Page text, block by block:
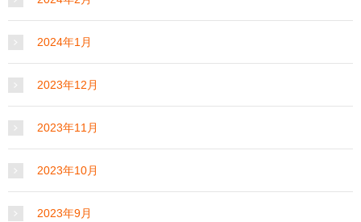
2024年1月
2023年12月
2023年11月
2023年10月
2023年9月